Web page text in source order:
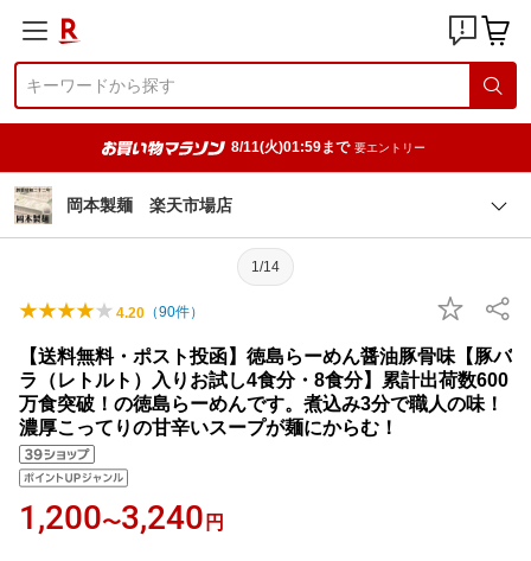
8/11(火)01:59まで 要エントリー
岡本製麺 楽天市場店
1/14
4.20 （90件）
【送料無料・ポスト投函】徳島らーめん醤油豚骨味【豚バ
ラ（レトルト）入りお試し4食分・8食分】累計出荷数600
万食突破！の徳島らーめんです。煮込み3分で職人の味！
濃厚こってりの甘辛いスープが麺にからむ！
1,200〜3,240 円